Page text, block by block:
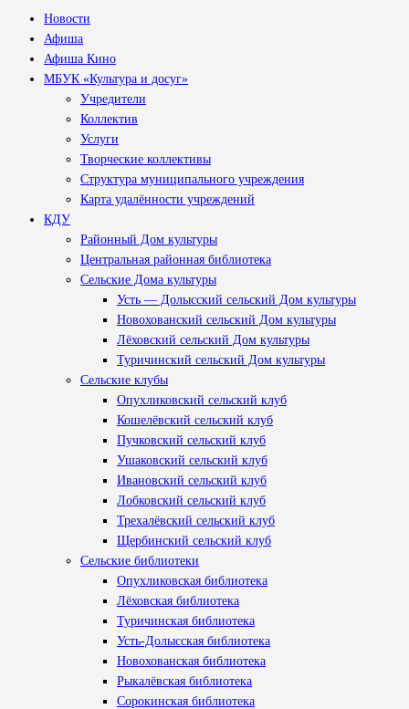
Новости
Афиша
Афиша Кино
МБУК «Культура и досуг»
Учредители
Коллектив
Услуги
Творческие коллективы
Структура муниципального учреждения
Карта удалённости учреждений
КДУ
Районный Дом культуры
Центральная районная библиотека
Сельские Дома культуры
Усть — Долысский сельский Дом культуры
Новохованский сельский Дом культуры
Лёховский сельский Дом культуры
Туричинский сельский Дом культуры
Сельские клубы
Опухликовский сельский клуб
Кошелёвский сельский клуб
Пучковский сельский клуб
Ушаковский сельский клуб
Ивановский сельский клуб
Лобковский сельский клуб
Трехалёвский сельский клуб
Щербинский сельский клуб
Сельские библиотеки
Опухликовская библиотека
Лёховская библиотека
Туричинская библиотека
Усть-Долысская библиотека
Новохованская библиотека
Рыкалёвская библиотека
Сорокинская библиотека